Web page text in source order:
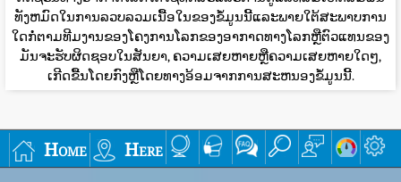
ທັງຫມົດໃນການລວບລວມເນື້ອໃນຂອງຂໍ້ມູນນີ້ແລະພາຍໃຕ້ສະພາບການ
ໃດກໍ່ຕາມທີມງານຂອງໂຄງການໂລກຂອງອາກາດທາງໂລກຫຼືຕົວແທນຂອງ
ມັນຈະຮັບຜິດຊອບໃນສັນຍາ, ຄວາມເສຍຫາຍຫຼືຄວາມເສຍຫາຍໃດໆ,
ເກີດຂື້ນໂດຍກົງຫຼືໂດຍທາງອ້ອມຈາກການສະຫນອງຂໍ້ມູນນີ້.
Home Here